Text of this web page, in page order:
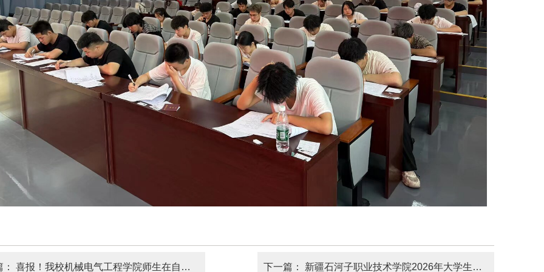
：喜报！我校机械电气工程学院师生在自治区第三届职业技能大赛斩获多项荣誉 下一篇： 新疆石河子职业技术学院2026年大学生暑期“三下乡”社会实践出征仪式顺利举办